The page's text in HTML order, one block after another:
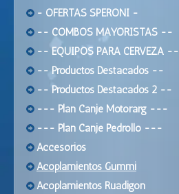
- OFERTAS SPERONI -
-- COMBOS MAYORISTAS --
-- EQUIPOS PARA CERVEZA --
-- Productos Destacados --
-- Productos Destacados 2 --
--- Plan Canje Motorarg ---
--- Plan Canje Pedrollo ---
Accesorios
Acoplamientos Gummi
Acoplamientos Ruadigon